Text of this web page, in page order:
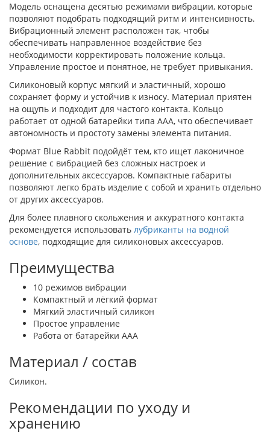
Модель оснащена десятью режимами вибрации, которые
позволяют подобрать подходящий ритм и интенсивность.
Вибрационный элемент расположен так, чтобы
обеспечивать направленное воздействие без
необходимости корректировать положение кольца.
Управление простое и понятное, не требует привыкания.
Силиконовый корпус мягкий и эластичный, хорошо
сохраняет форму и устойчив к износу. Материал приятен
на ощупь и подходит для частого контакта. Кольцо
работает от одной батарейки типа AAA, что обеспечивает
автономность и простоту замены элемента питания.
Формат Blue Rabbit подойдёт тем, кто ищет лаконичное
решение с вибрацией без сложных настроек и
дополнительных аксессуаров. Компактные габариты
позволяют легко брать изделие с собой и хранить отдельно
от других аксессуаров.
Для более плавного скольжения и аккуратного контакта
рекомендуется использовать лубриканты на водной
основе, подходящие для силиконовых аксессуаров.
Преимущества
10 режимов вибрации
Компактный и лёгкий формат
Мягкий эластичный силикон
Простое управление
Работа от батарейки AAA
Материал / состав
Силикон.
Рекомендации по уходу и
хранению